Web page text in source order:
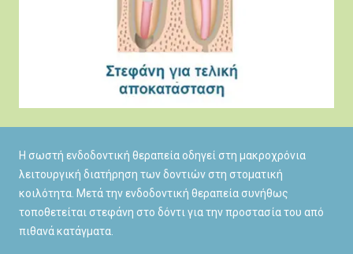
Η σωστή ενδοδοντική θεραπεία οδηγεί στη μακροχρόνια
λειτουργική διατήρηση των δοντιών στη στοματική
κοιλότητα. Μετά την ενδοδοντική θεραπεία συνήθως
τοποθετείται στεφάνη στο δόντι για την προστασία του από
πιθανά κατάγματα.